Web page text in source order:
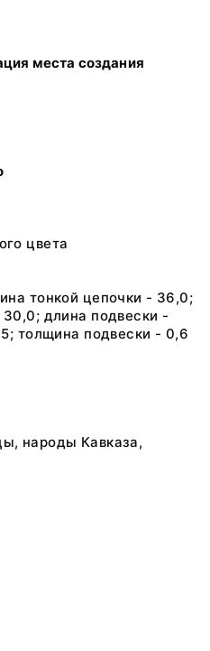
места создания
цвета
тонкой цепочки - 36,0;
длина подвески -
толщина подвески - 0,6
народы Кавказа,